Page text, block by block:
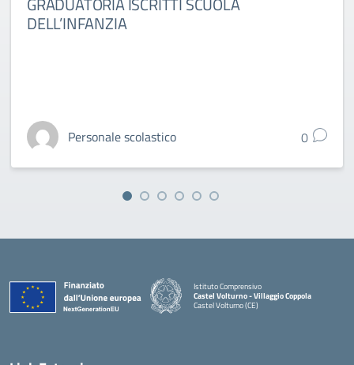
DELL’INFANZIA
Personale scolastico 0
Istituto Comprensivo
Castel Volturno - Villaggio Coppola
Castel Volturno (CE)